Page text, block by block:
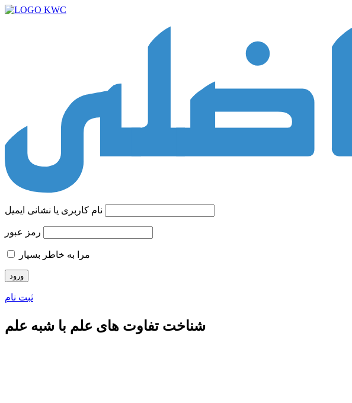
نام کاربری یا نشانی ایمیل
رمز عبور
مرا به خاطر بسپار
ثبت نام
شناخت تفاوت های علم با شبه علم